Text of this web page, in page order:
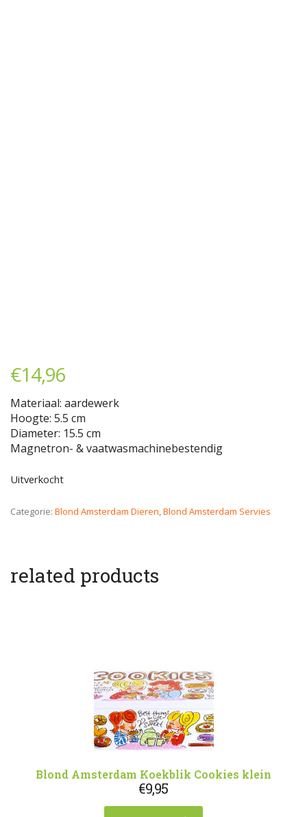
€14,96
Materiaal: aardewerk
Hoogte: 5.5 cm
Diameter: 15.5 cm
Magnetron- & vaatwasmachinebestendig
Uitverkocht
Categorie: Blond Amsterdam Dieren,Blond Amsterdam Servies
related products
Blond Amsterdam Koekblik Cookies klein
€9,95